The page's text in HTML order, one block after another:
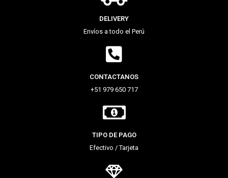
DELIVERY
Envíos a todo el Perú
CONTACTANOS
+51 979 650 717
TIPO DE PAGO
Efectivo / Tarjeta